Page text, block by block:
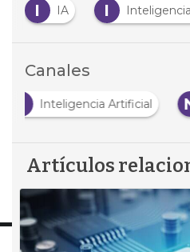
I IA I
Canales
Inteligencia Artificial
Artículos